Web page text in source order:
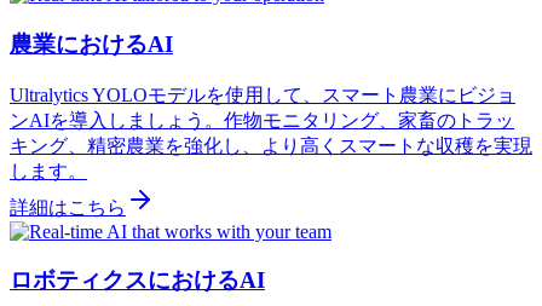
農業におけるAI
Ultralytics YOLOモデルを使用して、スマート農業にビジョ
ンAIを導入しましょう。作物モニタリング、家畜のトラッ
キング、精密農業を強化し、より高くスマートな収穫を実現
します。
詳細はこちら
ロボティクスにおけるAI